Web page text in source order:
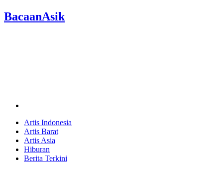
BacaanAsik
Artis Indonesia
Artis Barat
Artis Asia
Hiburan
Berita Terkini